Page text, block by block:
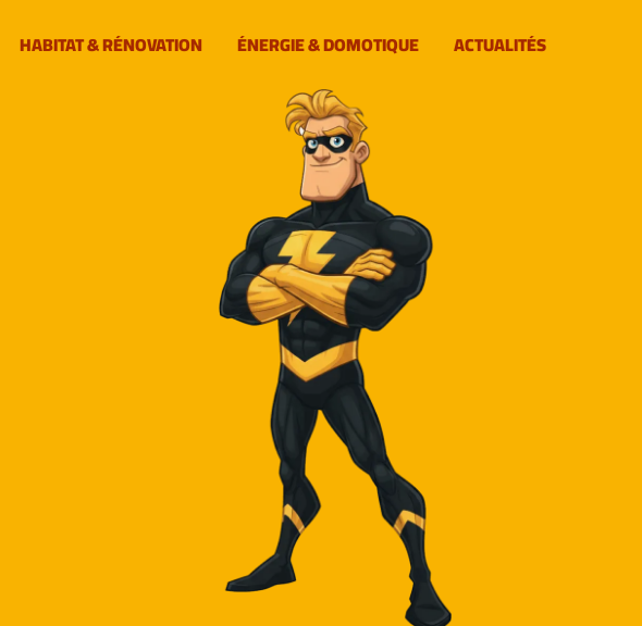
HABITAT & RÉNOVATION ÉNERGIE & DOMOTIQUE ACTUALITÉS